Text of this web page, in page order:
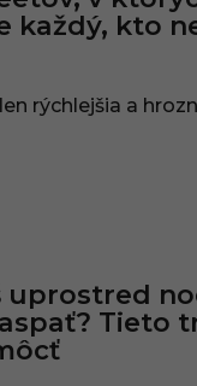
každý, kto
rýchlejšia a
uprostred
Tieto